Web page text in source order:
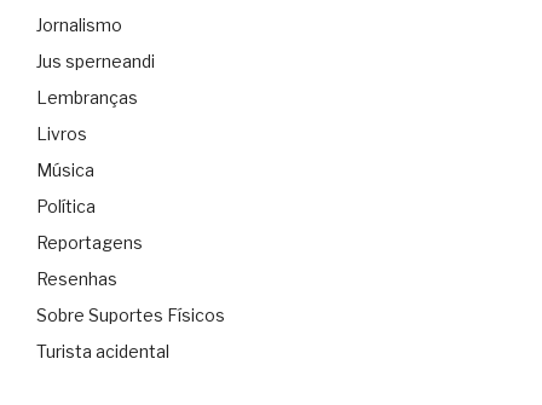
Jornalismo
Jus sperneandi
Lembranças
Livros
Música
Política
Reportagens
Resenhas
Sobre Suportes Físicos
Turista acidental